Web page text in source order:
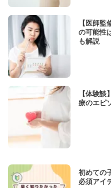
【医師
の可能性
も解説
【体験
療のエピ
初めての
必須アイ